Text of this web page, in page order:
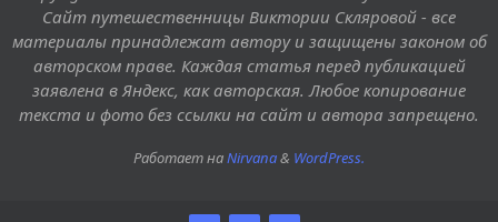
Сайт путешественницы Виктории Скляровой - все
материалы принадлежат автору и защищены законом об
авторском праве. Каждая статья перед публикацией
заявлена в Яндекс, как авторская. Любое копирование
текста и фото без ссылки на сайт и автора запрещено.
Работает наNirvana& WordPress.